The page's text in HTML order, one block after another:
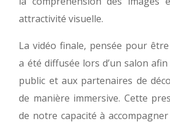
attractivité visuelle.
La vidéo finale, pensée pour
a été diffusée lors d’un salon
public et aux partenaires de
de manière immersive. Cette
de notre capacité à